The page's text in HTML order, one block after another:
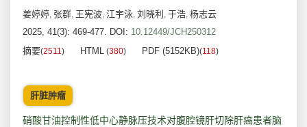
姜婷婷, 张群, 王宪波, 江宇泳, 刘晓利 , 于浩, 杨志云
2025, 41(3): 469-477. DOI: 10.12449/JCH250312
摘要(2511) HTML (380) PDF (5152KB)(118)
肝脏肿瘤
硝酸甘油控制性低中心静脉压技术对腹腔镜肝切除肝癌患者脑